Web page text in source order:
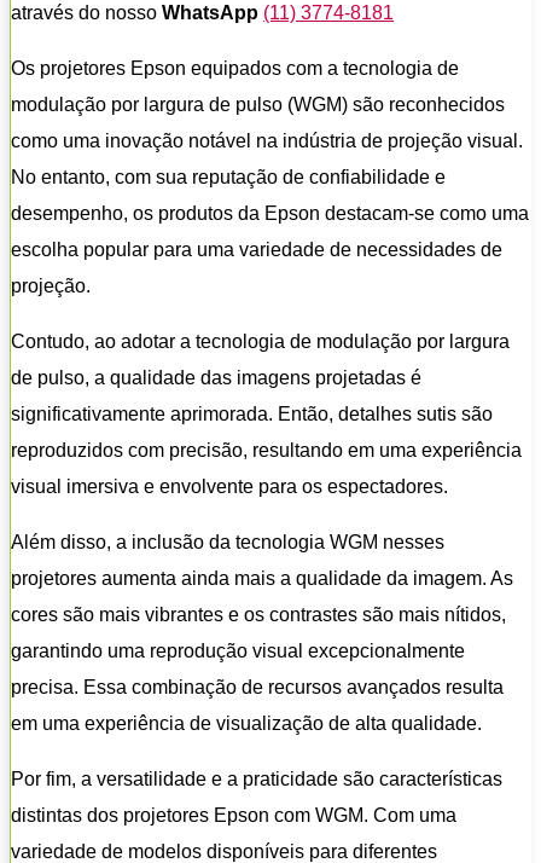
através do nosso WhatsApp (11) 3774-8181
Os projetores Epson equipados com a tecnologia de
modulação por largura de pulso (WGM) são reconhecidos
como uma inovação notável na indústria de projeção visual.
No entanto, com sua reputação de confiabilidade e
desempenho, os produtos da Epson destacam-se como uma
escolha popular para uma variedade de necessidades de
projeção.
Contudo, ao adotar a tecnologia de modulação por largura
de pulso, a qualidade das imagens projetadas é
significativamente aprimorada. Então, detalhes sutis são
reproduzidos com precisão, resultando em uma experiência
visual imersiva e envolvente para os espectadores.
Além disso, a inclusão da tecnologia WGM nesses
projetores aumenta ainda mais a qualidade da imagem. As
cores são mais vibrantes e os contrastes são mais nítidos,
garantindo uma reprodução visual excepcionalmente
precisa. Essa combinação de recursos avançados resulta
em uma experiência de visualização de alta qualidade.
Por fim, a versatilidade e a praticidade são características
distintas dos projetores Epson com WGM. Com uma
variedade de modelos disponíveis para diferentes